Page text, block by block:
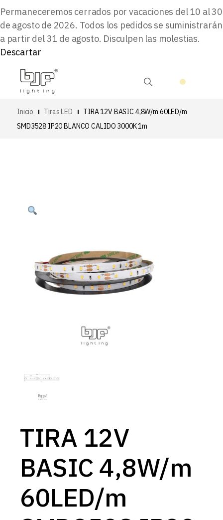
Permaneceremos cerrados por vacaciones del 10 al 30
de agosto de 2026. Todos los pedidos se suministrarán
a partir del 31 de agosto. Disculpen las molestias.
Descartar
Inicio Tiras LED
TIRA 12V BASIC 4,8W/m 60LED/m
SMD3528 IP20 BLANCO CALIDO 3000K 1m
TIRA 12V
BASIC 4,8W/m
60LED/m